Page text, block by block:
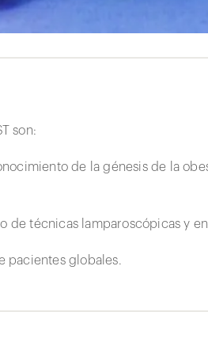
son:
de la génesis de la
de técnicas lamparoscópicas y
pacientes globales.